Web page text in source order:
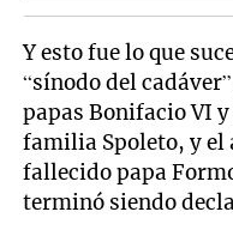
Y esto fue lo que
“sínodo del
papas Bonifacio VI
familia Spoleto, y el
fallecido papa
terminó siendo